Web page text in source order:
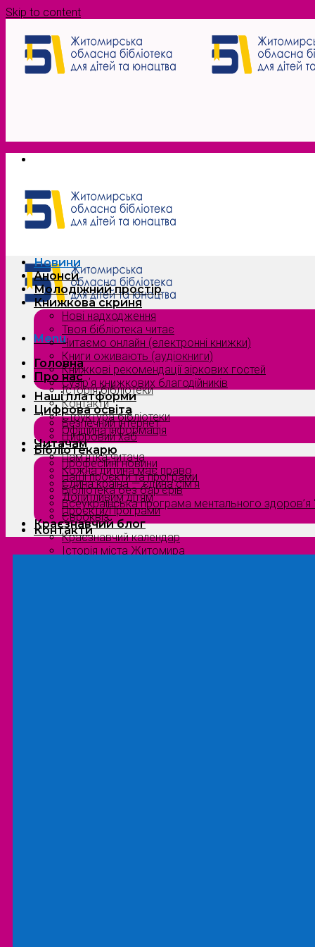
Skip to content
Menu
Головна
Про нас
Історія бібліотеки
Контакти
Структура бібліотеки
Офіційна інформація
Читачам
Пам’ятка читача
Кожна дитина має право
Єдина країна — єдина сім’я
Допитливим дітям
Проєкти/Програми
Краєзнавчий блог
Краєзнавчий календар
Історія міста Житомира
Новини
Анонси
Молодіжний простір
Книжкова скриня
Нові надходження
Твоя бібліотека читає
Читаємо онлайн (електронні книжки)
Книги оживають (аудіокниги)
Книжкові рекомендації зіркових гостей
Сузірʼя книжкових благодійників
Наші платформи
Цифрова освіта
Безпечний інтернет
Цифровий хаб
Бібліотекарю
Професійні новини
Наші проєкти та програми
Бібліотека без бар’єрів
Всеукраїнська програма ментального здоров’я
Євроквіз
Контакти